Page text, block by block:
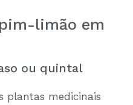
limão em
ou quintal
plantas medicinais